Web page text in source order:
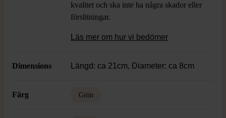
kvalitet och ska inte ha några skador eller
förslitningar.
Läs mer om hur vi bedömer
Dimensions Längd: ca 21cm, Diameter: ca 8cm
Färg Grön